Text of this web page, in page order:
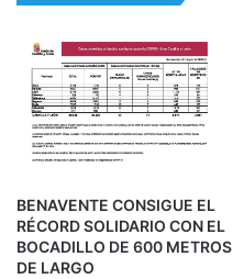
BENAVENTE CONSIGUE EL
RÉCORD SOLIDARIO CON EL
BOCADILLO DE 600 METROS
DE LARGO